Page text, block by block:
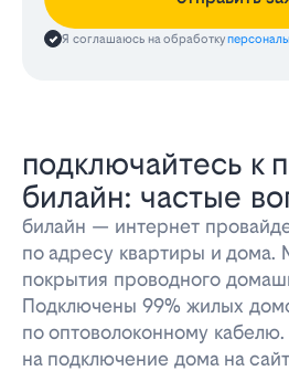
Я соглашаюсь на обработку
подключайтесь к
билайн: частые
билайн — интернет
по адресу квартиры и дома.
покрытия проводного
Подключены 99% жилых
по оптоволоконному
на подключение дома на